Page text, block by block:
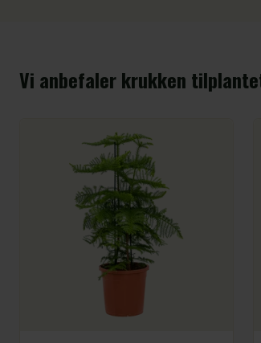
Vi anbefaler krukken